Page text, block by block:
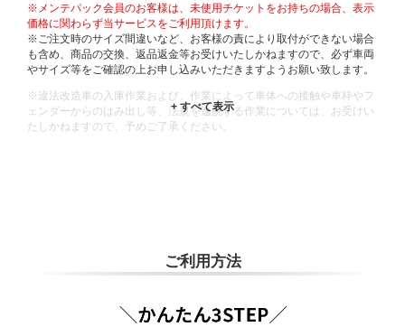
※メンテパック会員のお客様は、未使用チケットをお持ちの場合、表示
価格に関わらず当サービスをご利用頂けます。
※ご注文時のサイズ間違いなど、お客様の責により取付ができない場合
も含め、商品の交換、返品返金等お受けいたしかねますので、必ず車両
やサイズ等をご確認の上お申し込みいただきますようお願い致します。
※違法改造車の入庫作業および、作業によって車体への接触や車枠やフ
ェンダーからのはみ出し等、法規を逸脱する作業については、お受けい
たしかねますので、予めご了承ください。
ご利用方法